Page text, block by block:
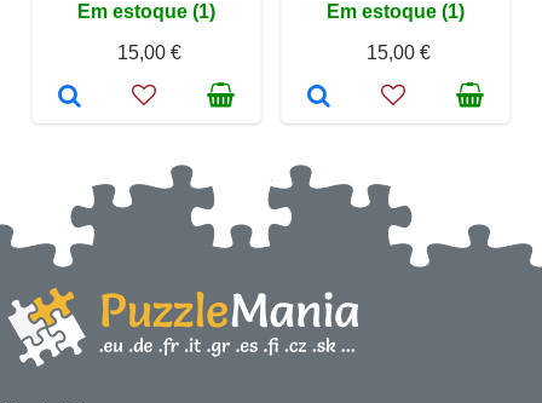
Em estoque (1)
15,00 €
Em estoque (1)
15,00 €